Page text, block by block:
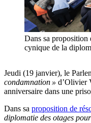
Dans sa proposition
cynique de la
Jeudi (19 janvier), le
condamnation » d’Olivier
anniversaire dans une
Dans sa proposition de
diplomatie des otages